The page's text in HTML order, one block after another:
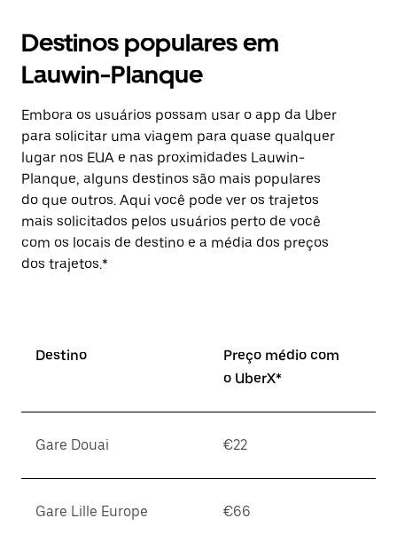
Destinos populares em
Lauwin-Planque
Embora os usuários possam usar o app da Uber
para solicitar uma viagem para quase qualquer
lugar nos EUA e nas proximidades Lauwin-
Planque, alguns destinos são mais populares
do que outros. Aqui você pode ver os trajetos
mais solicitados pelos usuários perto de você
com os locais de destino e a média dos preços
dos trajetos.*
Destino
Preço médio com
o UberX*
Gare Douai €22
Gare Lille Europe €66